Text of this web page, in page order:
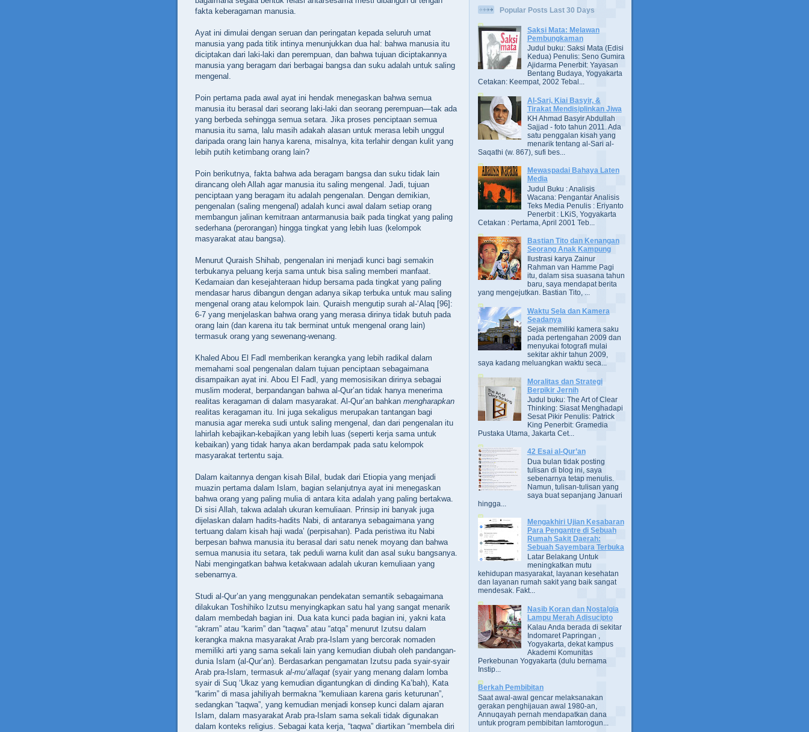
fakta keberagaman manusia.
Ayat ini dimulai dengan seruan dan peringatan kepada seluruh umat
manusia yang pada titik intinya menunjukkan dua hal: bahwa manusia itu
diciptakan dari laki-laki dan perempuan, dan bahwa tujuan diciptakannya
manusia yang beragam dari berbagai bangsa dan suku adalah untuk saling
mengenal.
Poin pertama pada awal ayat ini hendak menegaskan bahwa semua
manusia itu berasal dari seorang laki-laki dan seorang perempuan—tak ada
yang berbeda sehingga semua setara. Jika proses penciptaan semua
manusia itu sama, lalu masih adakah alasan untuk merasa lebih unggul
daripada orang lain hanya karena, misalnya, kita terlahir dengan kulit yang
lebih putih ketimbang orang lain?
Poin berikutnya, fakta bahwa ada beragam bangsa dan suku tidak lain
dirancang oleh Allah agar manusia itu saling mengenal. Jadi, tujuan
penciptaan yang beragam itu adalah pengenalan. Dengan demikian,
pengenalan (saling mengenal) adalah kunci awal dalam setiap orang
membangun jalinan kemitraan antarmanusia baik pada tingkat yang paling
sederhana (perorangan) hingga tingkat yang lebih luas (kelompok
masyarakat atau bangsa).
Menurut Quraish Shihab, pengenalan ini menjadi kunci bagi semakin
terbukanya peluang kerja sama untuk bisa saling memberi manfaat.
Kedamaian dan kesejahteraan hidup bersama pada tingkat yang paling
mendasar harus dibangun dengan adanya sikap terbuka untuk mau saling
mengenal orang atau kelompok lain. Quraish mengutip surah al-‘Alaq [96]:
6-7 yang menjelaskan bahwa orang yang merasa dirinya tidak butuh pada
orang lain (dan karena itu tak berminat untuk mengenal orang lain)
termasuk orang yang sewenang-wenang.
Khaled Abou El Fadl memberikan kerangka yang lebih radikal dalam
memahami soal pengenalan dalam tujuan penciptaan sebagaimana
disampaikan ayat ini. Abou El Fadl, yang memosisikan dirinya sebagai
muslim moderat, berpandangan bahwa al-Qur’an tidak hanya menerima
realitas keragaman di dalam masyarakat. Al-Qur’an bahkan mengharapkan
realitas keragaman itu. Ini juga sekaligus merupakan tantangan bagi
manusia agar mereka sudi untuk saling mengenal, dan dari pengenalan itu
lahirlah kebajikan-kebajikan yang lebih luas (seperti kerja sama untuk
kebaikan) yang tidak hanya akan berdampak pada satu kelompok
masyarakat tertentu saja.
Dalam kaitannya dengan kisah Bilal, budak dari Etiopia yang menjadi
muazin pertama dalam Islam, bagian selanjutnya ayat ini menegaskan
bahwa orang yang paling mulia di antara kita adalah yang paling bertakwa.
Di sisi Allah, takwa adalah ukuran kemuliaan. Prinsip ini banyak juga
dijelaskan dalam hadits-hadits Nabi, di antaranya sebagaimana yang
tertuang dalam kisah haji wada’ (perpisahan). Pada peristiwa itu Nabi
berpesan bahwa manusia itu berasal dari satu nenek moyang dan bahwa
semua manusia itu setara, tak peduli warna kulit dan asal suku bangsanya.
Nabi mengingatkan bahwa ketakwaan adalah ukuran kemuliaan yang
sebenarnya.
Studi al-Qur’an yang menggunakan pendekatan semantik sebagaimana
dilakukan Toshihiko Izutsu menyingkapkan satu hal yang sangat menarik
dalam membedah bagian ini. Dua kata kunci pada bagian ini, yakni kata
“akram” atau “karim” dan “taqwa” atau “atqa” menurut Izutsu dalam
kerangka makna masyarakat Arab pra-Islam yang bercorak nomaden
memiliki arti yang sama sekali lain yang kemudian diubah oleh pandangan-
dunia Islam (al-Qur’an). Berdasarkan pengamatan Izutsu pada syair-syair
Arab pra-Islam, termasuk al-mu‘allaqat (syair yang menang dalam lomba
syair di Suq ‘Ukaz yang kemudian digantungkan di dinding Ka’bah), Kata
“karim” di masa jahiliyah bermakna “kemuliaan karena garis keturunan”,
sedangkan “taqwa”, yang kemudian menjadi konsep kunci dalam ajaran
Islam, dalam masyarakat Arab pra-Islam sama sekali tidak digunakan
dalam konteks religius. Sebagai kata kerja, “taqwa” diartikan “membela diri
Popular Posts Last 30 Days
Saksi Mata: Melawan
Pembungkaman
Judul buku: Saksi Mata (Edisi
Kedua) Penulis: Seno Gumira
Ajidarma Penerbit: Yayasan
Bentang Budaya, Yogyakarta
Cetakan: Keempat, 2002 Tebal...
Al-Sari, Kiai Basyir, &
Tirakat Mendisiplinkan Jiwa
KH Ahmad Basyir Abdullah
Sajjad - foto tahun 2011. Ada
satu penggalan kisah yang
menarik tentang al-Sari al-
Saqathi (w. 867), sufi bes...
Mewaspadai Bahaya Laten
Media
Judul Buku : Analisis
Wacana: Pengantar Analisis
Teks Media Penulis : Eriyanto
Penerbit : LKiS, Yogyakarta
Cetakan : Pertama, April 2001 Teb...
Bastian Tito dan Kenangan
Seorang Anak Kampung
Ilustrasi karya Zainur
Rahman van Hamme Pagi
itu, dalam sisa suasana tahun
baru, saya mendapat berita
yang mengejutkan. Bastian Tito, ...
Waktu Sela dan Kamera
Seadanya
Sejak memiliki kamera saku
pada pertengahan 2009 dan
menyukai fotografi mulai
sekitar akhir tahun 2009,
saya kadang meluangkan waktu seca...
Moralitas dan Strategi
Berpikir Jernih
Judul buku: The Art of Clear
Thinking: Siasat Menghadapi
Sesat Pikir Penulis: Patrick
King Penerbit: Gramedia
Pustaka Utama, Jakarta Cet...
42 Esai al-Qur’an
Dua bulan tidak posting
tulisan di blog ini, saya
sebenarnya tetap menulis.
Namun, tulisan-tulisan yang
saya buat sepanjang Januari
hingga...
Mengakhiri Ujian Kesabaran
Para Pengantre di Sebuah
Rumah Sakit Daerah:
Sebuah Sayembara Terbuka
Latar Belakang Untuk
meningkatkan mutu
kehidupan masyarakat, layanan kesehatan
dan layanan rumah sakit yang baik sangat
mendesak. Fakt...
Nasib Koran dan Nostalgia
Lampu Merah Adisucipto
Kalau Anda berada di sekitar
Indomaret Papringan ,
Yogyakarta, dekat kampus
Akademi Komunitas
Perkebunan Yogyakarta (dulu bernama
Instip...
Berkah Pembibitan
Saat awal-awal gencar melaksanakan
gerakan penghijauan awal 1980-an,
Annuqayah pernah mendapatkan dana
untuk program pembibitan lamtorogun...